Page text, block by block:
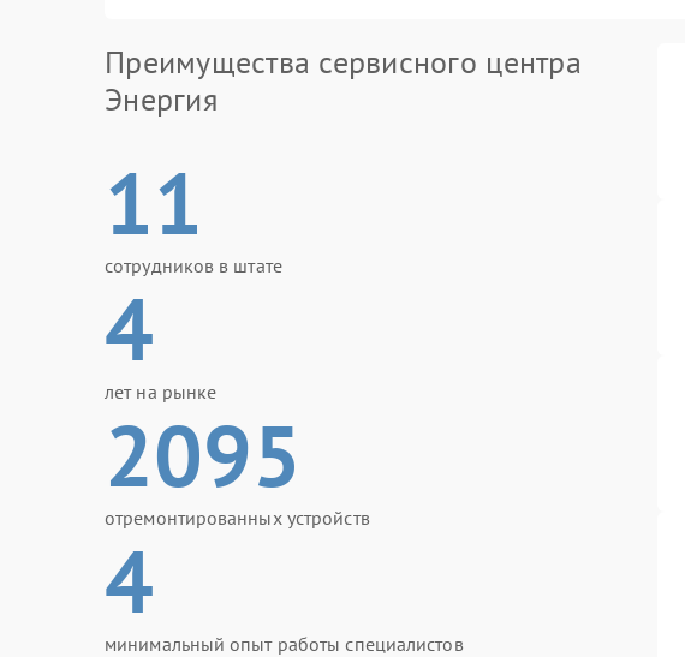
Преимущества сервисного центра
Энергия
11
сотрудников в штате
4
лет на рынке
2095
отремонтированных устройств
4
минимальный опыт работы специалистов